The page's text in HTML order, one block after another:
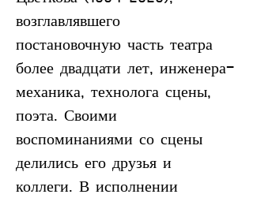
возглавлявшего
постановочную часть театра
более двадцати лет, инженера-
механика, технолога сцены,
поэта. Своими
воспоминаниями со сцены
делились его друзья и
коллеги. В исполнении